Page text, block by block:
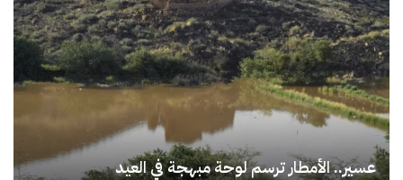
عسير.. الأمطار ترسم لوحة مبهجة في العيد